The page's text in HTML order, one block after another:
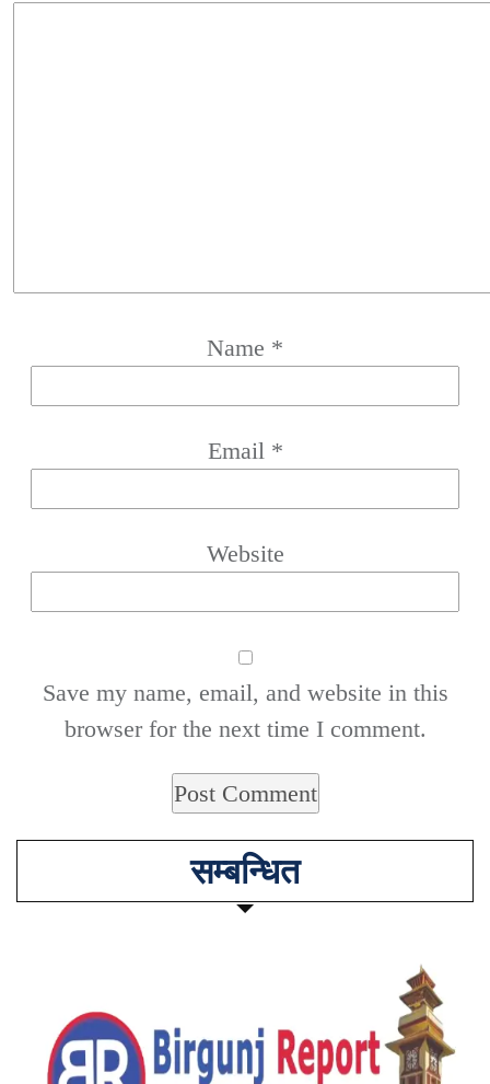
Name *
Email *
Website
Save my name, email, and website in this
browser for the next time I comment.
सम्बन्धित